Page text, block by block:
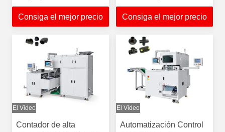
Contando Máquina de
Embalaje Para
Consiga el mejor precio
embalaje para productos
de plástico de ajuste de
Consiga el mejor precio
El Video
Contador de alta
El Video
Automatización Control